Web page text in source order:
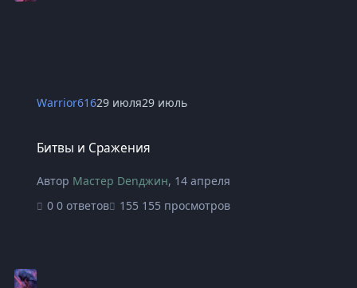
Warrior61629 июля29 июль
Битвы и Сражения
Автор Мастер Denджин, 14 апреля
0 ответов
155 просмотров